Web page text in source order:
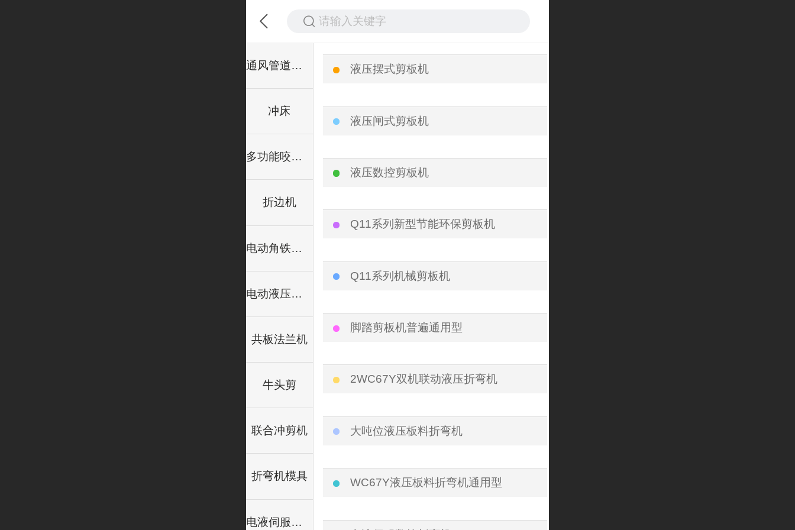
请输入关键字
通风管道设备
冲床
多功能咬口机（辘骨机）
折边机
电动角铁卷圆机
电动液压铆接机
共板法兰机
牛头剪
联合冲剪机
折弯机模具
电液伺服数控折弯机
液压摆式剪板机
液压闸式剪板机
液压数控剪板机
Q11系列新型节能环保剪板机
Q11系列机械剪板机
脚踏剪板机普遍通用型
2WC67Y双机联动液压折弯机
大吨位液压板料折弯机
WC67Y液压板料折弯机通用型